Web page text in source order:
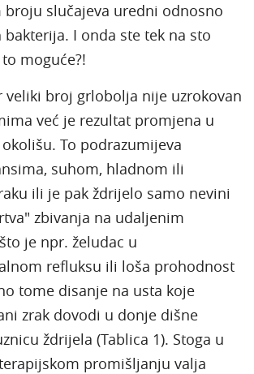
broju slučajeva uredni odnosno
bakterija. I onda ste tek na sto
moguće?!
veliki broj grlobolja nije uzrokovan
već je rezultat promjena u
To podrazumijeva
suhom, hladnom ili
ili je pak ždrijelo samo nevini
zbivanja na udaljenim
je npr. želudac u
refluksu ili loša prohodnost
tome disanje na usta koje
zrak dovodi u donje dišne
ždrijela (Tablica 1). Stoga u
promišljanju valja